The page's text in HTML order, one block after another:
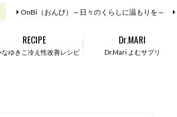
OnBi（おんび）～日々のくらしに温もりを～
なゆきこ冷え性改善レシピ
RECIPE
Dr.Mari よむサプリ
Dr.MARI